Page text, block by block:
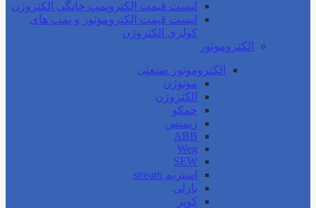
لیست قیمت الکتروپمپ خانگی الکتروژن
لیست قیمت الکتروموتور و پمپ های
کولری الکتروژن
الکتروموتور
الکتروموتور صنعتی
موتوژن
الکتروژن
جمکو
زیمنس
ABB
Weg
SEW
استریم stream
بارلی
کوپر